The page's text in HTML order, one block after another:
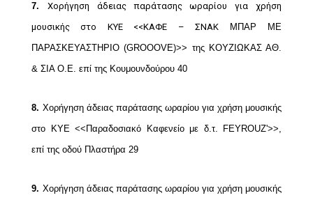
7.
Χορήγηση άδειας παράτασης ωραρίου για χρήση
μουσικής στο ΚΥΕ <<ΚΑΦΕ – ΣΝΑΚ
ΜΠΑΡ ΜΕ
ΠΑΡΑΣΚΕΥΑΣΤΗΡΙΟ (GROOOVE)>> της ΚΟΥΖΙΩΚΑΣ ΑΘ.
& ΣΙΑ Ο.Ε. επί της Κουμουνδούρου 40
8. Χορήγηση άδειας παράτασης ωραρίου για χρήση μουσικής
στο ΚΥΕ <<Παραδοσιακό
Καφενείο με δ.τ. FEYROUZ'>>,
επί της οδού Πλαστήρα 29
9. Χορήγηση άδειας παράτασης ωραρίου για χρήση μουσικής